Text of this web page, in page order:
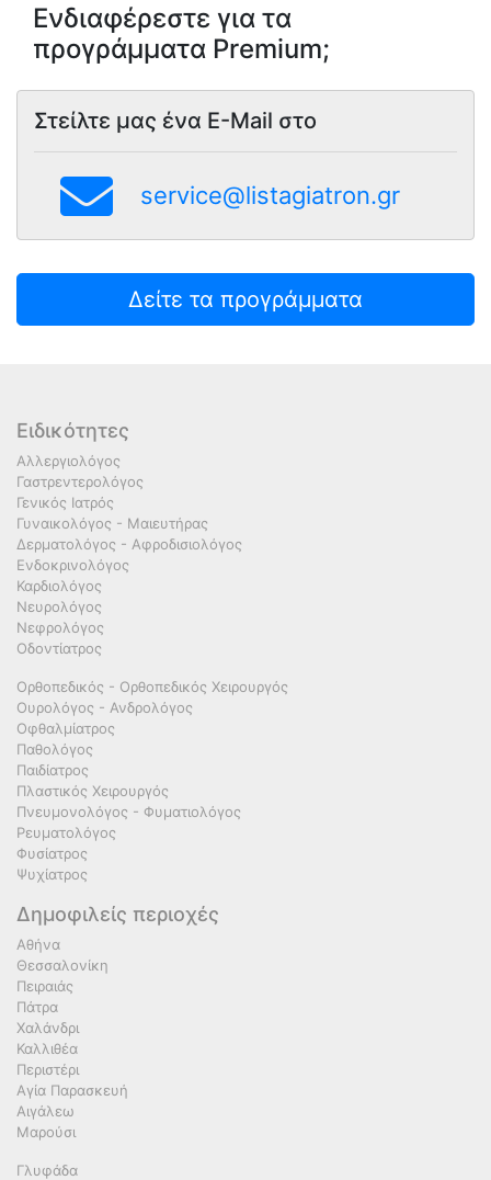
Ενδιαφέρεστε για τα
προγράμματα Premium;
Στείλτε μας ένα E-Mail στο
service@listagiatron.gr
Δείτε τα προγράμματα
Ειδικότητες
Αλλεργιολόγος
Γαστρεντερολόγος
Γενικός Ιατρός
Γυναικολόγος - Μαιευτήρας
Δερματολόγος - Αφροδισιολόγος
Ενδοκρινολόγος
Καρδιολόγος
Νευρολόγος
Νεφρολόγος
Οδοντίατρος
Ορθοπεδικός - Ορθοπεδικός Χειρουργός
Ουρολόγος - Ανδρολόγος
Οφθαλμίατρος
Παθολόγος
Παιδίατρος
Πλαστικός Χειρουργός
Πνευμονολόγος - Φυματιολόγος
Ρευματολόγος
Φυσίατρος
Ψυχίατρος
Δημοφιλείς περιοχές
Αθήνα
Θεσσαλονίκη
Πειραιάς
Πάτρα
Χαλάνδρι
Καλλιθέα
Περιστέρι
Αγία Παρασκευή
Αιγάλεω
Μαρούσι
Γλυφάδα